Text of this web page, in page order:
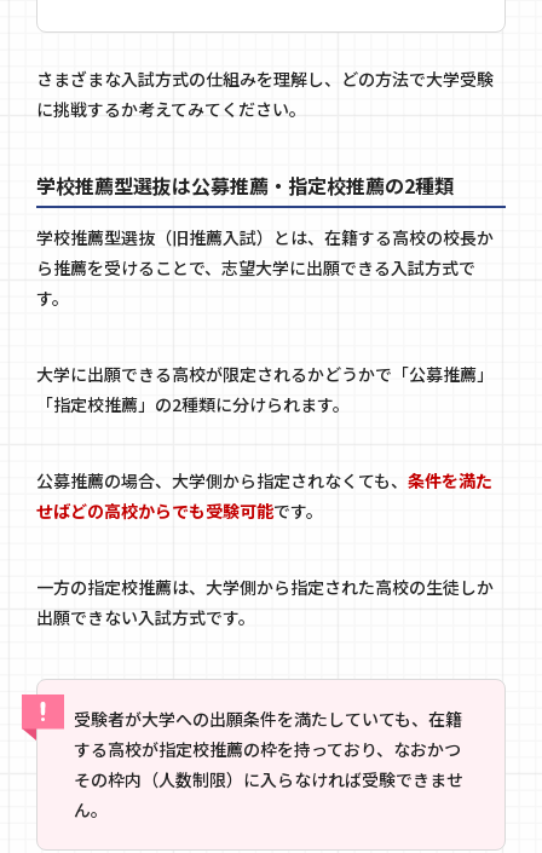
さまざまな入試方式の仕組みを理解し、どの方法で大学受験
に挑戦するか考えてみてください。
学校推薦型選抜は公募推薦・指定校推薦の2種類
学校推薦型選抜（旧推薦入試）とは、在籍する高校の校長か
ら推薦を受けることで、志望大学に出願できる入試方式で
す。
大学に出願できる高校が限定されるかどうかで「公募推薦」
「指定校推薦」の2種類に分けられます。
公募推薦の場合、大学側から指定されなくても、 条件を満た
せばどの高校からでも受験可能です。
一方の指定校推薦は、大学側から指定された高校の生徒しか
出願できない入試方式です。
受験者が大学への出願条件を満たしていても、在籍
する高校が指定校推薦の枠を持っており、なおかつ
その枠内（人数制限）に入らなければ受験できませ
ん。